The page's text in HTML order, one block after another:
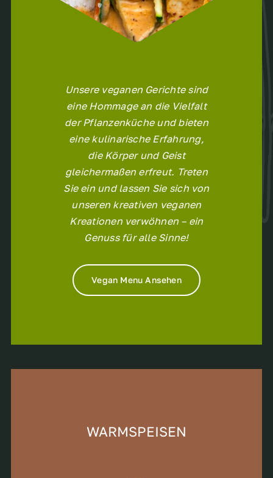
Unsere veganen Gerichte sind
eine Hommage an die Vielfalt
der Pflanzenküche und bieten
eine kulinarische Erfahrung,
die Körper und Geist
gleichermaßen erfreut. Treten
Sie ein und lassen Sie sich von
unseren kreativen veganen
Kreationen verwöhnen – ein
Genuss für alle Sinne!
Vegan Menu Ansehen
WARMSPEISEN